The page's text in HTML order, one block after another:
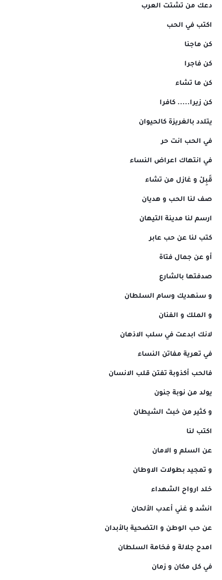
دعك من تشتت العرب
اكتب في الحب
كن ماجنا
كن فاجرا
كن ما تشاء
كن زيرا..... كافرا
يتلدد بالغريزة كالحيوان
في الحب انت حر
في انتهاك اعراض النساء
قَبِلْ و غازل من تشاء
صف لنا الحب و هديان
ارسم لنا مدينة التيهان
كتب لنا عن حب عابر
أو عن جمال فتاة
صدفتها بالشارع
و سنهديك وسام السلطان
و الملك و الفنان
لانك ابدعت في سلب الاذهان
في تعرية مفاتن النساء
فالحب أكذوبة تفتن قلب الانسان
يولد من نوبة جنون
و كثير من خبث الشيطان
اكتب لنا
عن السلم و الامان
و تمجيد بطولات الاوطان
خلد ارواح الشهداء
انشد و غني أعدب الألحان
عن حب الوطن و التضحية بالأبدان
امدح جلالة و فخامة السلطان
في كل مكان و زمان